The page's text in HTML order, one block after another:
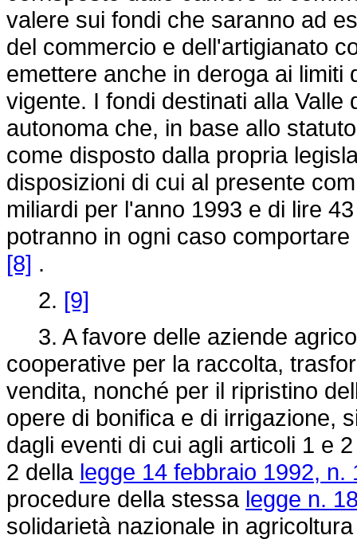
valere sui fondi che saranno ad
del commercio e dell'artigianato
emettere anche in deroga ai
vigente. I fondi destinati alla
autonoma che, in base allo
come disposto dalla propria
disposizioni di cui al presente
miliardi per l'anno 1993 e di lire
potranno in ogni caso
[8] .
2. [9]
3. A favore delle aziende
cooperative per la raccolta,
vendita, nonché per il ripristino
opere di bonifica e di irrigazione,
dagli eventi di cui agli articoli 1 e
2 della legge 14 febbraio 1992, n.
procedure della stessa legge n.
solidarietà nazionale in